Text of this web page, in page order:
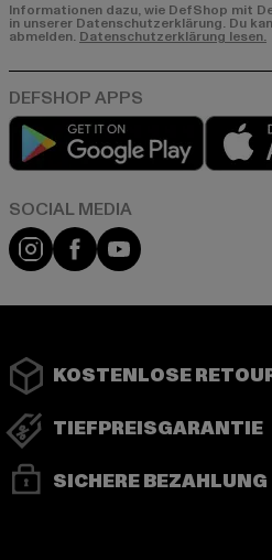
Informationen dazu, wie DefShop mit
in unserer Datenschutzerklärung. Du
abmelden. Datenschutzerklärung lesen.
Play
Instagram
FacebookYouTube
KOSTENLOSE
TIEFPREISGARANTIE
SICHERE BEZAHLUNG